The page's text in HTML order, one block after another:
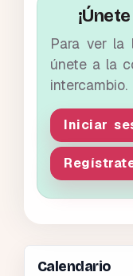
Para ver la
únete a la
intercambio.
Iniciar
Calendario